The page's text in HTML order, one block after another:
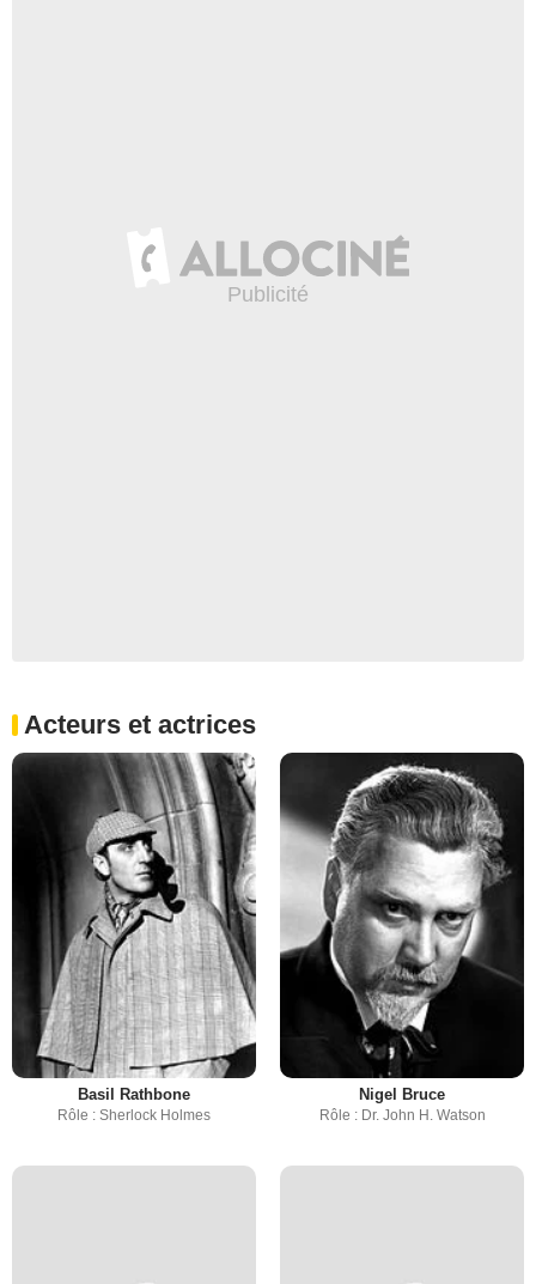
Acteurs et actrices
Basil Rathbone
Rôle : Sherlock Holmes
Nigel Bruce
Rôle : Dr. John H. Watson